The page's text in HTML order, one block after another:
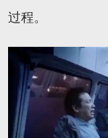
过程。